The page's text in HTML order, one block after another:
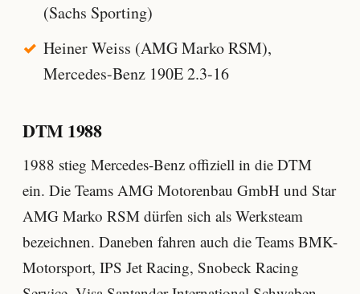
(Sachs Sporting)
Heiner Weiss (AMG Marko RSM),
Mercedes-Benz 190E 2.3-16
DTM 1988
1988 stieg Mercedes-Benz offiziell in die DTM
ein. Die Teams AMG Motorenbau GmbH und Star
AMG Marko RSM dürfen sich als Werksteam
bezeichnen. Daneben fahren auch die Teams BMK-
Motorsport, IPS Jet Racing, Snobeck Racing